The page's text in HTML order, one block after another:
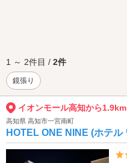
1 ～ 2件目 / 2件
鏡張り
イオンモール高知から1.9km
高知県 高知市一宮南町
HOTEL ONE NINE (ホテル